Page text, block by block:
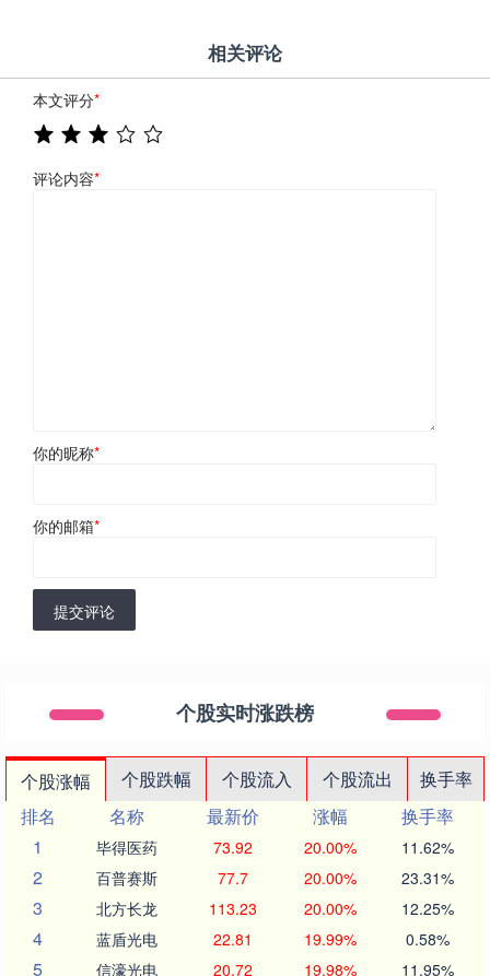
相关评论
本文评分*
评论内容*
你的昵称*
你的邮箱*
提交评论
个股实时涨跌榜
个股涨幅 个股跌幅 个股流入 个股流出
换手率
排名
名称 最新价 涨幅
换手率
1
毕得医药 73.92 20.00% 11.62%
2 百普赛斯 77.7 20.00% 23.31%
3 北方长龙 113.23 20.00% 12.25%
4 蓝盾光电 22.81 19.99% 0.58%
5 信濠光电 20.72 19.98% 11.95%